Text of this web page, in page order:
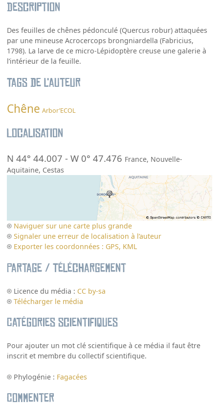
Description
Des feuilles de chênes pédonculé (Quercus robur) attaquées
par une mineuse Acrocercops brongniardella (Fabricius,
1798). La larve de ce micro-Lépidoptère creuse une galerie à
l’intérieur de la feuille.
Tags de l’auteur
Chêne Arbor’ECOL
Localisation
N 44° 44.007 -W 0° 47.476 France, Nouvelle-
Aquitaine, Cestas
Naviguer sur une carte plus grande
Signaler une erreur de localisation à l’auteur
Exporter les coordonnées : GPS, KML
Partage / Téléchargement
Licence du média : CC by-sa
Télécharger le média
Catégories scientifiques
Pour ajouter un mot clé scientifique à ce média il faut être
inscrit et membre du collectif scientifique.
Phylogénie : Fagacées
Commenter